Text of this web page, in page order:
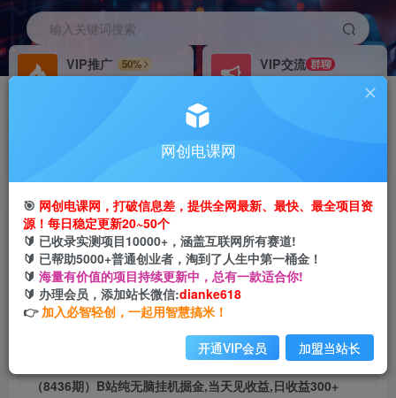
输入关键词搜索
VIP推广
50%
VIP交流 群聊
研究探讨更多创业项目路子。
搭建同款网站，自己当老板
（8436期）B站纯无脑挂机掘金,当天见收益,日收
益300+
网创电课网
2年前发布
1187 54
（8436期）B站纯无脑挂机掘金,当天见收益,日收益300+
网创电课网
🎯 网创电课网，打破信息差，提供全网最新、最快、最全项目资
源！每日稳定更新20~50个
🔰 已收录实测项目10000+，涵盖互联网所有赛道!
🔰 已帮助5000+普通创业者，淘到了人生中第一桶金！
🔰 海量有价值的项目持续更新中，总有一款适合你!
🔰 办理会员，添加站长微信:dianke618
👉 加入必智轻创，一起用智慧搞米！
开通VIP会员 加盟当站长